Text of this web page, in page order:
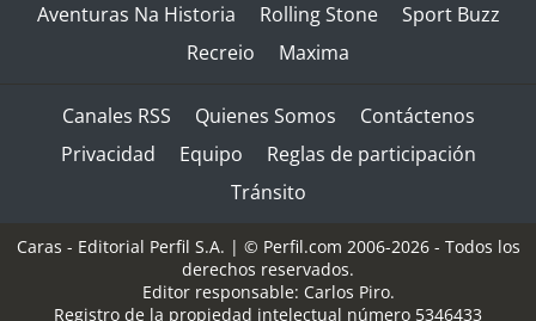
Aventuras Na Historia
Rolling Stone
Sport Buzz
Recreio
Maxima
Canales RSS Quienes Somos
Contáctenos
Privacidad
Equipo
Reglas de participación
Tránsito
Caras - Editorial Perfil S.A. | © Perfil.com 2006-2026 - Todos los
derechos reservados.
Editor responsable: Carlos Piro.
Registro de la propiedad intelectual número 5346433